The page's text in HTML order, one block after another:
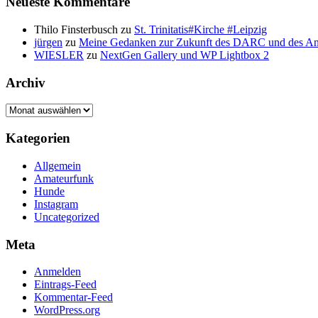
Thilo Finsterbusch zu St. Trinitatis#Kirche #Leipzig
jürgen zu Meine Gedanken zur Zukunft des DARC und des
WIESLER zu NextGen Gallery und WP Lightbox 2
Archiv
Archiv
Kategorien
Allgemein
Amateurfunk
Hunde
Instagram
Uncategorized
Meta
Anmelden
Eintrags-Feed
Kommentar-Feed
WordPress.org